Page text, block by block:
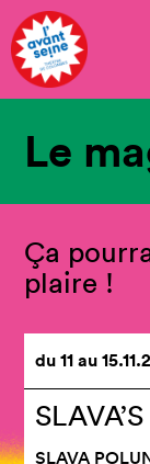
Le
Ça
plaire !
du11au
SLAVA